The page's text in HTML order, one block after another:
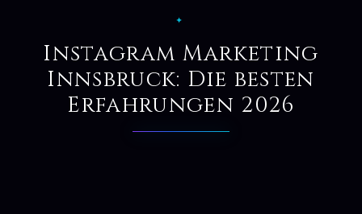
✦
Instagram Marketing
Innsbruck: Die besten
Erfahrungen 2026